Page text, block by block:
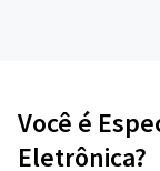
Você é
Eletrônica?